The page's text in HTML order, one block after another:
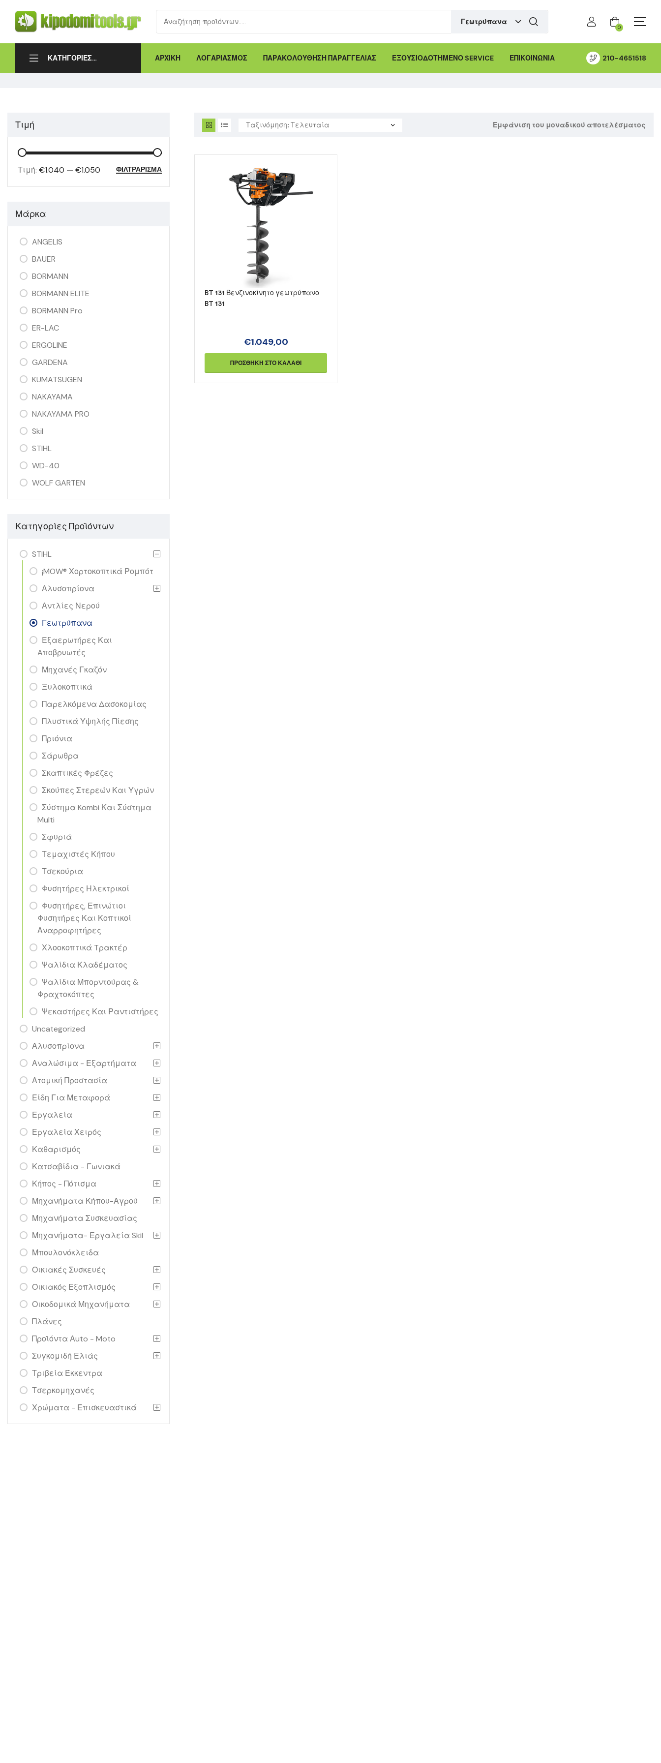
Γεωτρύπανα
0
ΚΑΤΗΓΟΡΙΕΣ ΑΡΧΙΚΗ ΛΟΓΑΡΙΑΣΜΟΣ ΠΑΡΑΚΟΛΟΥΘΗΣΗ ΠΑΡΑΓΓΕΛΙΑΣ ΕΞΟΥΣΙΟΔΟΤΗΜΕΝΟ SERVICE ΕΠΙΚΟΙΝΩΝΙΑ 210-4651518
Εμφάνιση του μοναδικού αποτελέσματος
BT 131 Βενζινοκίνητο γεωτρύπανο
BT 131
€1.049,00
ΠΡΟΣΘΉΚΗ ΣΤΟ ΚΑΛΆΘΙ
Τιμή
ΦΙΛΤΡΆΡΙΣΜΑ
Τιμή: €1.040 — €1.050
Μάρκα
ANGELIS
BAUER
BORMANN
BORMANN ELITE
BORMANN Pro
ER-LAC
ERGOLINE
GARDENA
KUMATSUGEN
NAKAYAMA
NAKAYAMA PRO
Skil
STIHL
WD-40
WOLF GARTEN
Κατηγορίες Προϊόντων
STIHL
¡MOW® Χορτοκοπτικά Ρομπότ
Αλυσοπρίονα
Αντλίες Νερού
Γεωτρύπανα
Εξαερωτήρες Και
Aποβρυωτές
Μηχανές Γκαζόν
Ξυλοκοπτικά
Παρελκόμενα Δασοκομίας
Πλυστικά Υψηλής Πίεσης
Πριόνια
Σάρωθρα
Σκαπτικές Φρέζες
Σκούπες Στερεών Και Υγρών
Σύστημα Kombi Και Σύστημα
Multi
Σφυριά
Τεμαχιστές Κήπου
Τσεκούρια
Φυσητήρες Ηλεκτρικοί
Φυσητήρες, Επινώτιοι
Φυσητήρες Και Κοπτικοί
Αναρροφητήρες
Χλοοκοπτικά Tρακτέρ
Ψαλίδια Κλαδέματος
Ψαλίδια Μπορντούρας &
Φραχτοκόπτες
Ψεκαστήρες Και Ραντιστήρες
Uncategorized
Αλυσοπρίονα
Αναλώσιμα - Εξαρτήματα
Ατομική Προστασία
Είδη Για Μεταφορά
Εργαλεία
Εργαλεία Χειρός
Καθαρισμός
Κατσαβίδια - Γωνιακά
Κήπος - Πότισμα
Μηχανήματα Κήπου-Αγρού
Μηχανήματα Συσκευασίας
Μηχανήματα- Εργαλεία Skil
Μπουλονόκλειδα
Οικιακές Συσκευές
Οικιακός Εξοπλισμός
Οικοδομικά Μηχανήματα
Πλάνες
Προϊόντα Αuto - Moto
Συγκομιδή Ελιάς
Τριβεία Έκκεντρα
Τσερκομηχανές
Χρώματα - Επισκευαστικά